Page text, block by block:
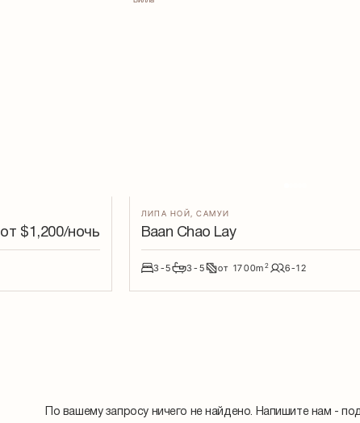
от $1,200/ночь
ЛИПА НОЙ ,САМУИ
Baan Chao Lay
3-5 3-5 от 1700m2 6-12
По вашему запросу ничего не найдено. Напишите нам -